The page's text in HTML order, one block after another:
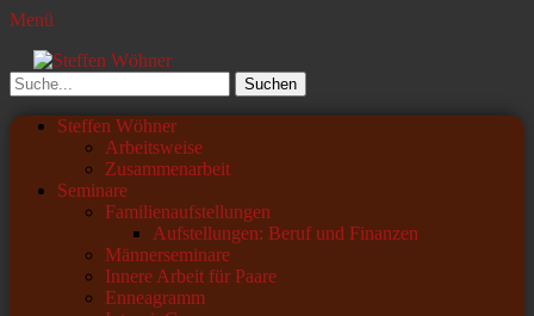
Menü
Steffen Wöhner
Lehrer und Seminarleiter
Suchen
nach:
Primäres
Zum
Steffen Wöhner
Arbeitsweise
Zusammenarbeit
Seminare
Familienaufstellungen
Aufstellungen: Beruf und Finanzen
Männerseminare
Innere Arbeit für Paare
Enneagramm